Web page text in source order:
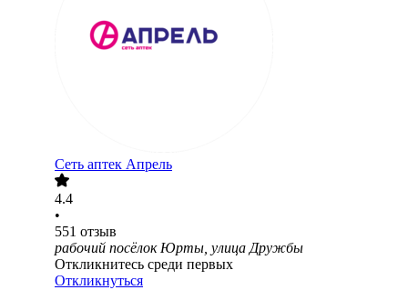
Сеть аптек Апрель
4.4
•
551 отзыв
рабочий посёлок Юрты, улица Дружбы
Откликнитесь среди первых
Откликнуться